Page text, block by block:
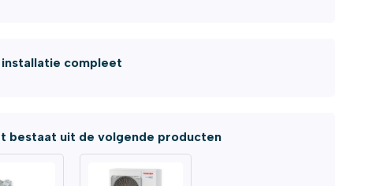
installatie compleet
bestaat uit de volgende producten